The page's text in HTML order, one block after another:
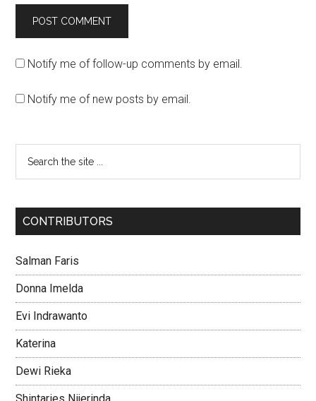
Notify me of follow-up comments by email.
Notify me of new posts by email.
CONTRIBUTORS
Salman Faris
Donna Imelda
Evi Indrawanto
Katerina
Dewi Rieka